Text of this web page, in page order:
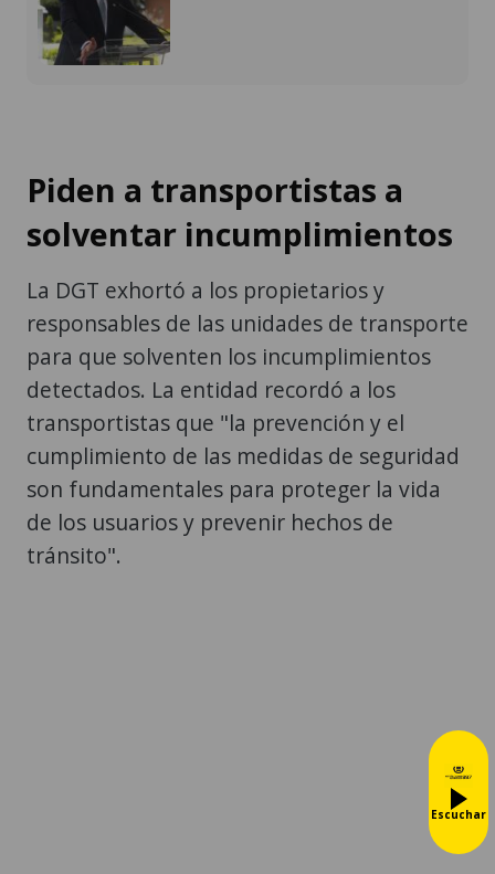
Piden a transportistas a
solventar incumplimientos
La DGT exhortó a los propietarios y
responsables de las unidades de transporte
para que solventen los incumplimientos
detectados. La entidad recordó a los
transportistas que "la prevención y el
cumplimiento de las medidas de seguridad
son fundamentales para proteger la vida
de los usuarios y prevenir hechos de
tránsito".
Escuchar